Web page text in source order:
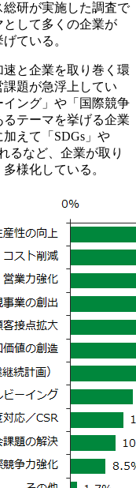
総研が実施した調査で
として多くの企業が
ている。
と企業を取り巻く環
題が急浮上してい
ング」や「国際競争
テーマを挙げる企業
えて「SDGs」や
るなど、企業が取り
様化している。